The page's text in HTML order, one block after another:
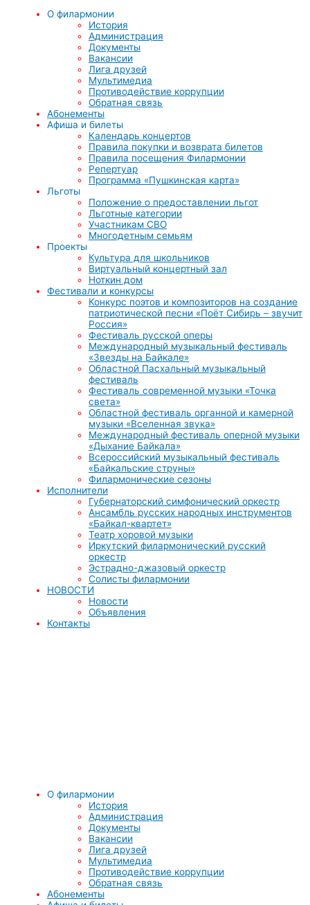
О филармонии
История
Администрация
Документы
Вакансии
Лига друзей
Мультимедиа
Противодействие коррупции
Обратная связь
Абонементы
Афиша и билеты
Календарь концертов
Правила покупки и возврата билетов
Правила посещения Филармонии
Репертуар
Программа «Пушкинская карта»
Льготы
Положение о предоставлении льгот
Льготные категории
Участникам СВО
Многодетным семьям
Проекты
Культура для школьников
Виртуальный концертный зал
Ноткин дом
Фестивали и конкурсы
Конкурс поэтов и композиторов на создание
патриотической песни «Поёт Сибирь – звучит
Россия»
Фестиваль русской оперы
Международный музыкальный фестиваль
«Звезды на Байкале»
Областной Пасхальный музыкальный
фестиваль
Фестиваль современной музыки «Точка
света»
Областной фестиваль органной и камерной
музыки «Вселенная звука»
Международный фестиваль оперной музыки
«Дыхание Байкала»
Всероссийский музыкальный фестиваль
«Байкальские струны»
Филармонические сезоны
Исполнители
Губернаторский симфонический оркестр
Ансамбль русских народных инструментов
«Байкал-квартет»
Театр хоровой музыки
Иркутский филармонический русский
оркестр
Эстрадно-джазовый оркестр
Солисты филармонии
НОВОСТИ
Новости
Объявления
Контакты
О филармонии
История
Администрация
Документы
Вакансии
Лига друзей
Мультимедиа
Противодействие коррупции
Обратная связь
Абонементы